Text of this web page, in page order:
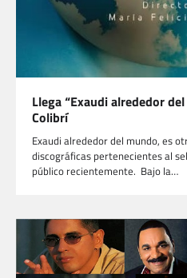
Llega “Exaudi alrededor
Colibrí
Exaudi alrededor del mundo, es
discográficas pertenecientes al
público recientemente. Bajo la…